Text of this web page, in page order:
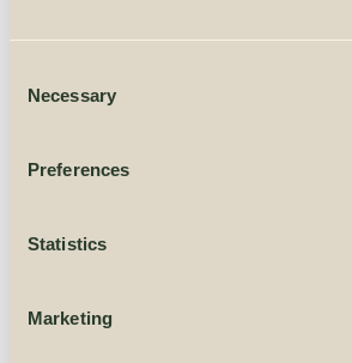
Selection
Necessary
Preferences
Statistics
Marketing
hind on iga toote jaoks
Katusekattekomplekt maksab 299
Vundamendikomplekt